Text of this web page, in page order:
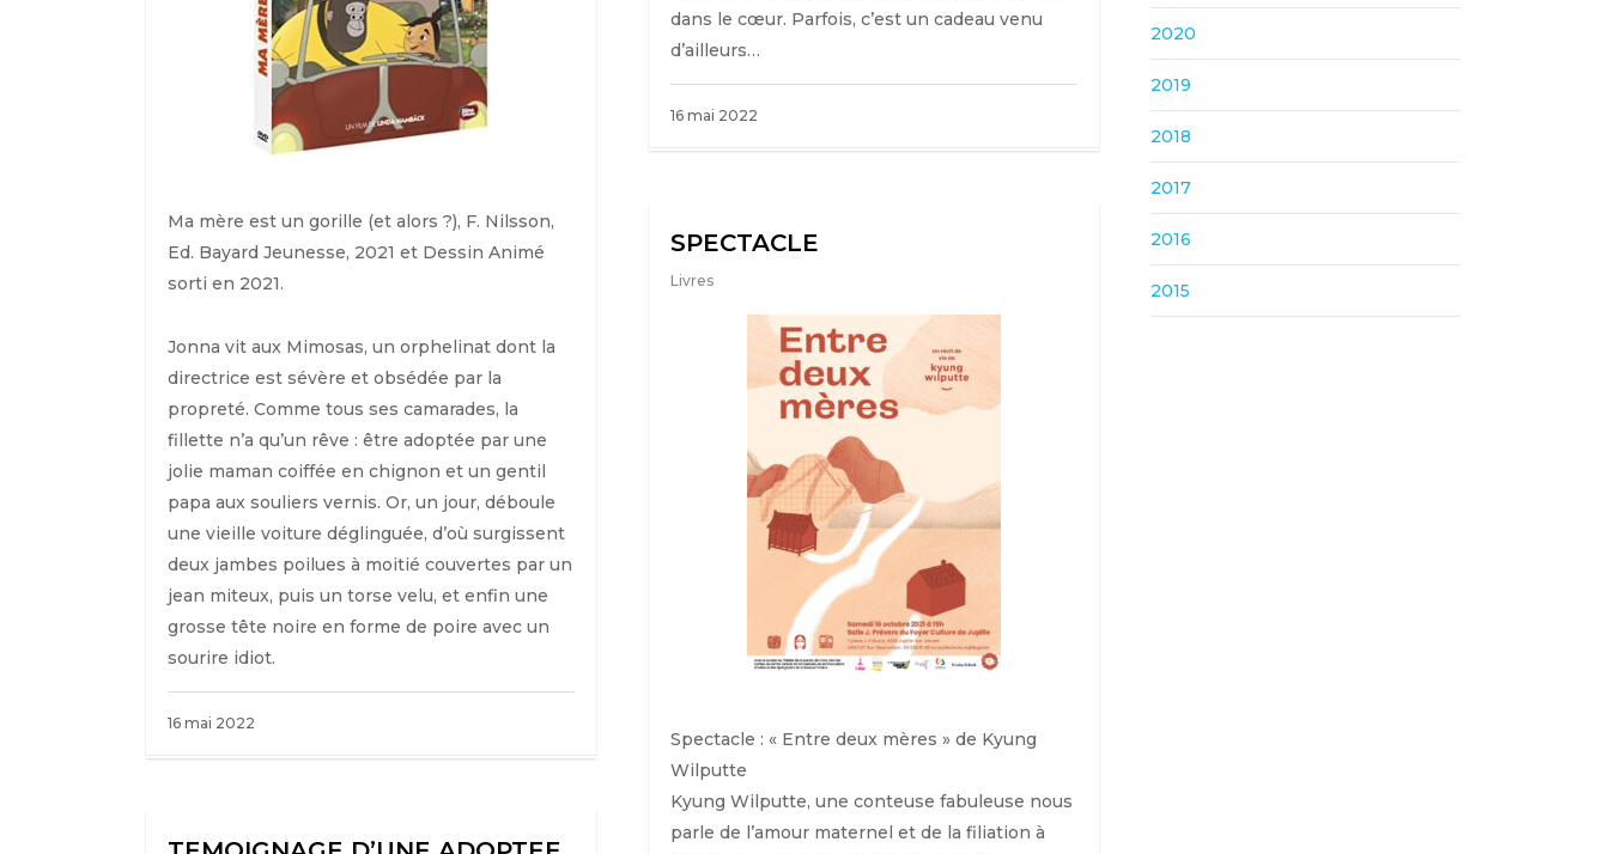
dans le cœur. Parfois, c’est un cadeau venu
d’ailleurs…
16 mai 2022
Ma mère est un gorille (et alors ?), F. Nilsson,
Ed. Bayard Jeunesse, 2021 et Dessin Animé
sorti en 2021.
Jonna vit aux Mimosas, un orphelinat dont la
directrice est sévère et obsédée par la
propreté. Comme tous ses camarades, la
fillette n’a qu’un rêve : être adoptée par une
jolie maman coiffée en chignon et un gentil
papa aux souliers vernis. Or, un jour, déboule
une vieille voiture déglinguée, d’où surgissent
deux jambes poilues à moitié couvertes par un
jean miteux, puis un torse velu, et enfin une
grosse tête noire en forme de poire avec un
sourire idiot.
16 mai 2022
SPECTACLE
Livres
Spectacle : « Entre deux mères » de Kyung
Wilputte
Kyung Wilputte, une conteuse fabuleuse nous
parle de l’amour maternel et de la filiation à
2020
2019
2018
2017
2016
2015